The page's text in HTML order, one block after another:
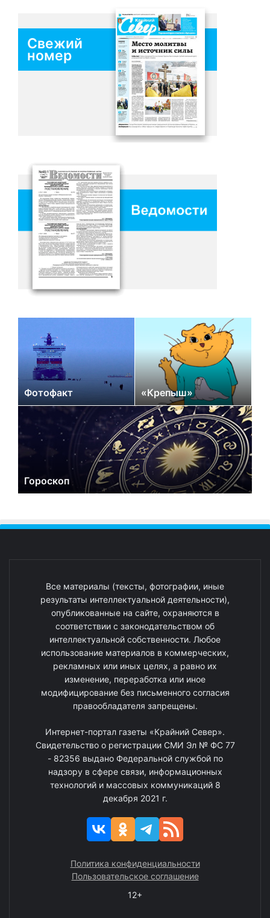
Свежий
номер
Фотофакт «Крепыш»
Гороскоп
Все материалы (тексты, фотографии, иные
результаты интеллектуальной деятельности),
опубликованные на сайте, охраняются в
соответствии с законодательством об
интеллектуальной собственности. Любое
использование материалов в коммерческих,
рекламных или иных целях, а равно их
изменение, переработка или иное
модифицирование без письменного согласия
правообладателя запрещены.
Интернет-портал газеты «Крайний Север».
Свидетельство о регистрации СМИ Эл № ФС 77
- 82356 выдано Федеральной службой по
надзору в сфере связи, информационных
технологий и массовых коммуникаций 8
декабря 2021 г.
Политика конфиденциальности
Пользовательское соглашение
12+